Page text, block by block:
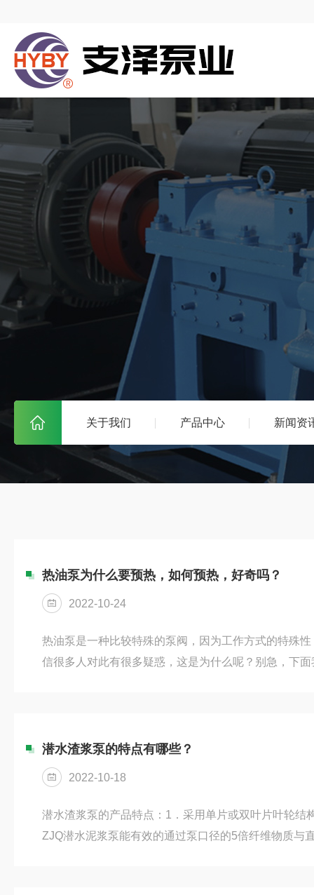
关于我们 产品中心 新闻资
热油泵为什么要预热，如何预热，好奇吗？
2022-10-24
热油泵是一种比较特殊的泵阀，因为工作方式的特殊
信很多人对此有很多疑惑，这是为什么呢？别急，下
腰现象，产生振动。热油泵输送介质的粘度大，在常
固，造成泵不能启动或启动时间过...
潜水渣浆泵的特点有哪些？
2022-10-18
潜水渣浆泵的产品特点：1．采用单片或双叶片叶轮结
ZJQ潜水泥浆泵能有效的通过泵口径的5倍纤维物质与